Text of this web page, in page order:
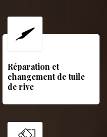
Réparation et
changement de tuile
de rive